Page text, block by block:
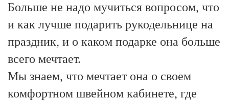
Больше не надо мучиться вопросом, что
и как лучше подарить рукодельнице на
праздник, и о каком подарке она больше
всего мечтает.
Мы знаем, что мечтает она о своем
комфортном швейном кабинете, где